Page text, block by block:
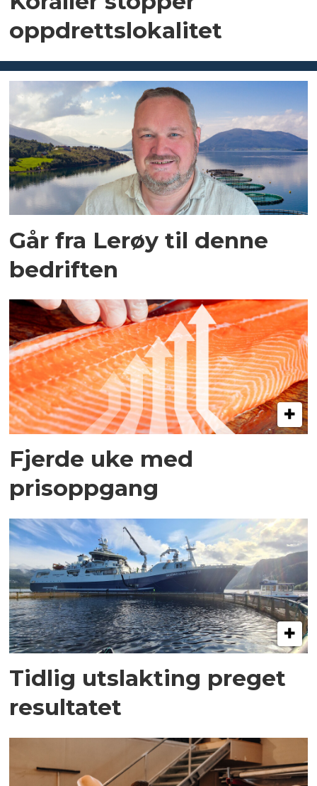
oppdrettslokalitet
Går fra Lerøy til denne
bedriften
Fjerde uke med
prisoppgang
Tidlig utslakting preget
resultatet